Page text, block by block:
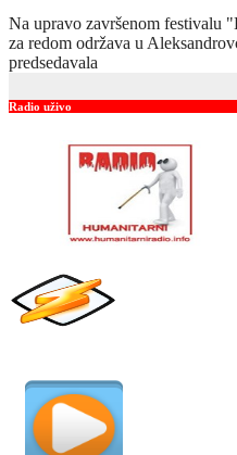
Na upravo završenom festivalu
za redom održava u
predsedavala
Radio uživo